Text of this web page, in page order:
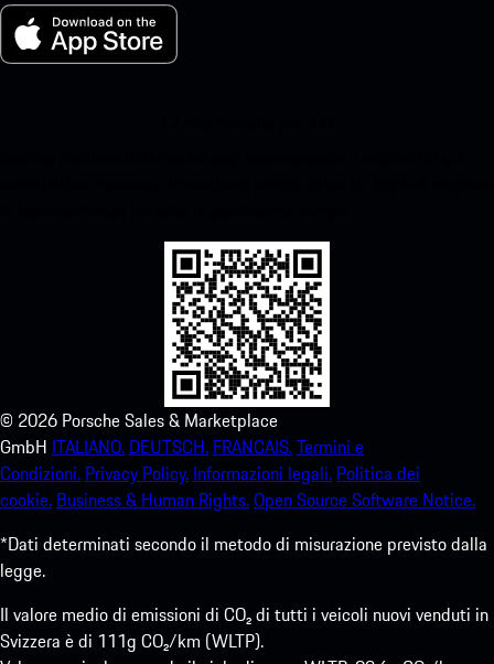
© 2026 Porsche Sales & Marketplace
GmbH ITALIANO. DEUTSCH. FRANCAIS.Termini e
Condizioni. Privacy Policy. Informazioni legali. Politica dei
cookie. Business & Human Rights.Open Source Software Notice.
*Dati determinati secondo il metodo di misurazione previsto dalla
legge.
Il valore medio di emissioni di CO₂ di tutti i veicoli nuovi venduti in
Svizzera è di 111g CO₂/km (WLTP).